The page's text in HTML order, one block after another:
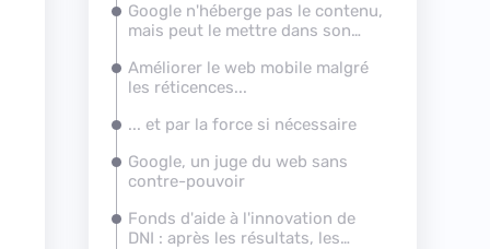
Google n'héberge pas le contenu,
mais peut le mettre dans son
Améliorer le web mobile malgré
les réticences...
... et par la force si nécessaire
Google, un juge du web sans
contre-pouvoir
Fonds d'aide à l'innovation de
DNI : après les résultats, les